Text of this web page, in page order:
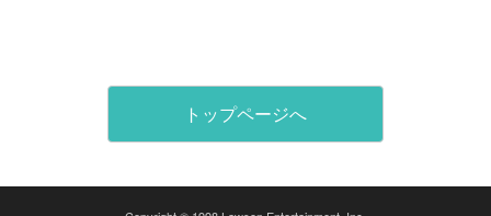
トップページへ